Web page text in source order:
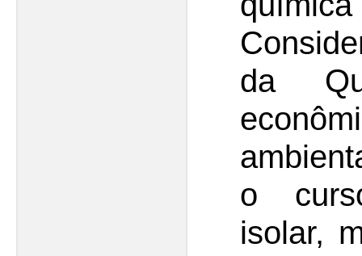
da
o
isolar,